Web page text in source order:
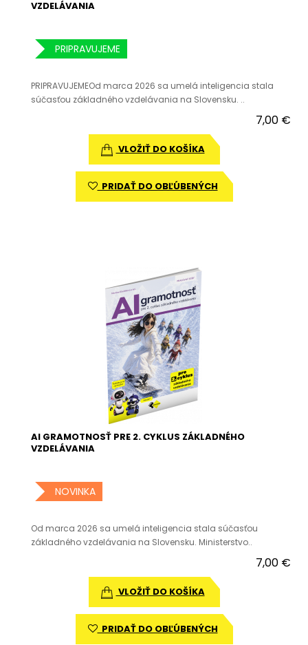
VZDELÁVANIA
PRIPRAVUJEME
PRIPRAVUJEMEOd marca 2026 sa umelá inteligencia stala
súčasťou základného vzdelávania na Slovensku. ..
7,00 €
VLOŽIŤ DO KOŠÍKA
PRIDAŤ DO OBĽÚBENÝCH
AI GRAMOTNOSŤ PRE 2. CYKLUS ZÁKLADNÉHO
VZDELÁVANIA
NOVINKA
Od marca 2026 sa umelá inteligencia stala súčasťou
základného vzdelávania na Slovensku. Ministerstvo..
7,00 €
VLOŽIŤ DO KOŠÍKA
PRIDAŤ DO OBĽÚBENÝCH